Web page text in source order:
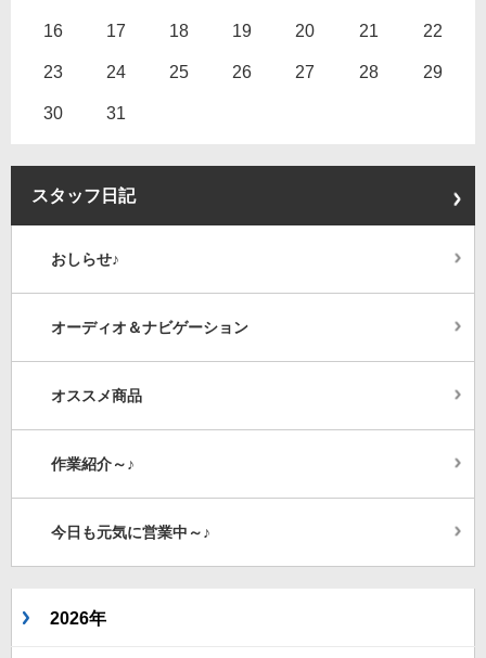
16 17 18 19 20 21 22
23 24 25 26 27 28 29
30 31
スタッフ日記
おしらせ♪
オーディオ＆ナビゲーション
オススメ商品
作業紹介～♪
今日も元気に営業中～♪
2026年